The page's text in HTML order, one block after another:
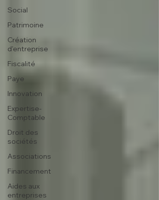
Social
Patrimoine
Création
d'entreprise
Fiscalité
Paye
Innovation
Expertise-
Comptable
Droit des
sociétés
Associations
Financement
Aides aux
entreprises